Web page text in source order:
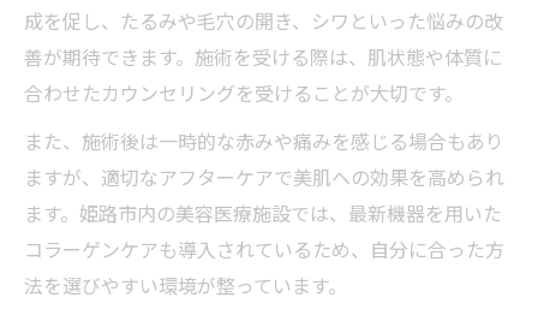
成を促し、たるみや毛穴の開き、シワといった悩みの改
善が期待できます。施術を受ける際は、肌状態や体質に
合わせたカウンセリングを受けることが大切です。
また、施術後は一時的な赤みや痛みを感じる場合もあり
ますが、適切なアフターケアで美肌への効果を高められ
ます。姫路市内の美容医療施設では、最新機器を用いた
コラーゲンケアも導入されているため、自分に合った方
法を選びやすい環境が整っています。